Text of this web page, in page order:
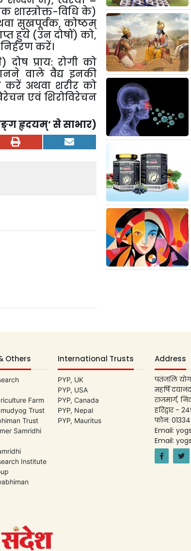
शास्त्रोक्त-विधि के)
सुखपूर्वक, कोष्ठम्
हुये (उन दोषों) को,
करें।
दोष प्राय: रोगी को
वाले वैद्य इनकी
करें अथवा शरीर को
एवं शिरोविरेचन
हृदयम्’से साभार)
Others
Farm
Trust
Trust
Samridhi
Institute
International Trusts
PYP, UK
PYP, USA
PYP, Canada
PYP, Nepal
PYP, Mauritus
Address
पतंजलि
महर्षि दयानंद
राजमार्ग,
हरिद्वार -
फोन:
Email:
Email: